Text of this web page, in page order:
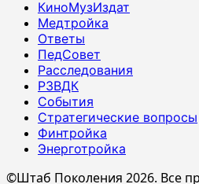
КиноМузИздат
Медтройка
Ответы
ПедСовет
Расследования
РЗВДК
События
Стратегические вопросы
Финтройка
Энерготройка
©Штаб Поколения 2026. Все